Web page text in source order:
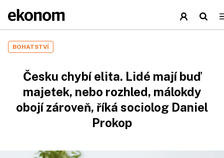
BOHATSTVÍ
Česku chybí elita. Lidé mají buď
majetek, nebo rozhled, málokdy
obojí zároveň, říká sociolog Daniel
Prokop